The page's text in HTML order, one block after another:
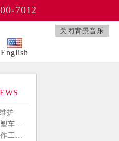
关闭背景音乐
7012
English
护
车...
工...